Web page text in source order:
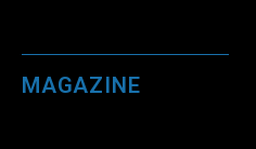
MAGAZINE